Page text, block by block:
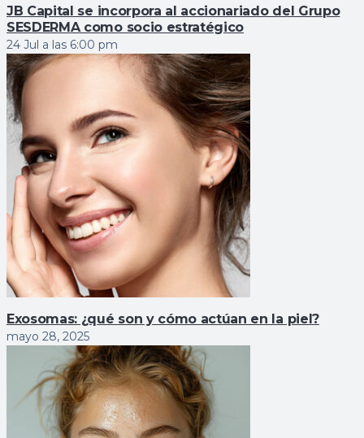
JB Capital se incorpora al accionariado del Grupo
SESDERMA como socio estratégico
24 Jul a las 6:00 pm
Exosomas: ¿qué son y cómo actúan en la piel?
mayo 28, 2025